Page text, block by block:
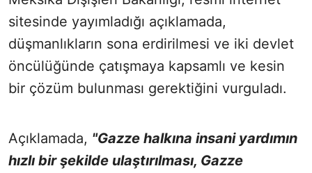
sitesinde yayımladığı açıklamada,
düşmanlıkların sona erdirilmesi ve iki devlet
öncülüğünde çatışmaya kapsamlı ve kesin
bir çözüm bulunması gerektiğini vurguladı.
Açıklamada, "Gazze halkına insani yardımın
hızlı bir şekilde ulaştırılması, Gazze